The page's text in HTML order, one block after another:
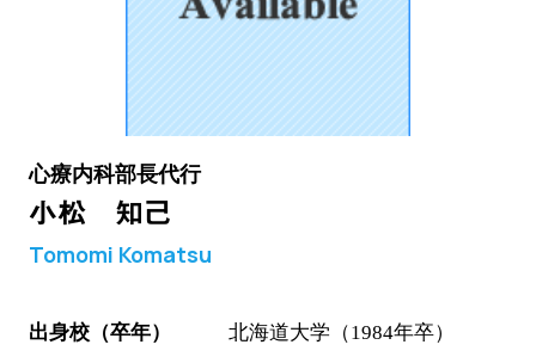
心療内科部長代行
小松 知己
Tomomi Komatsu
出身校（卒年） 北海道大学（1984年卒）